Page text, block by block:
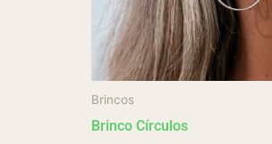
Brincos
Brinco Círculos